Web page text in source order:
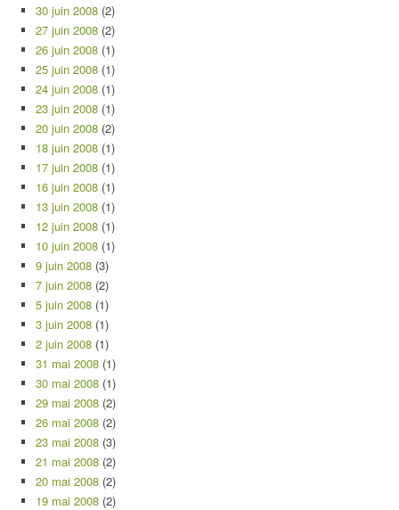
30 juin 2008 (2)
27 juin 2008 (2)
26 juin 2008 (1)
25 juin 2008 (1)
24 juin 2008 (1)
23 juin 2008 (1)
20 juin 2008 (2)
18 juin 2008 (1)
17 juin 2008 (1)
16 juin 2008 (1)
13 juin 2008 (1)
12 juin 2008 (1)
10 juin 2008 (1)
9 juin 2008 (3)
7 juin 2008 (2)
5 juin 2008 (1)
3 juin 2008 (1)
2 juin 2008 (1)
31 mai 2008 (1)
30 mai 2008 (1)
29 mai 2008 (2)
26 mai 2008 (2)
23 mai 2008 (3)
21 mai 2008 (2)
20 mai 2008 (2)
19 mai 2008 (2)